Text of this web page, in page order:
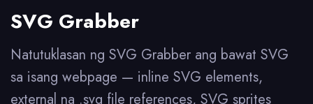
SVG Grabber
Natutuklasan ng SVG Grabber ang bawat SVG
sa isang webpage — inline SVG elements,
external na .svg file references, SVG sprites